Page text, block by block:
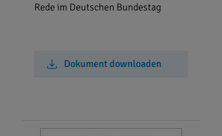
Rede im Deutschen Bundestag
Dokument downloaden